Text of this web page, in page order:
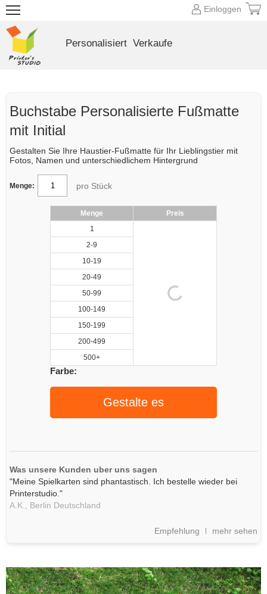
Buchstabe Personalisierte Fußmatte
mit Initial
Gestalten Sie Ihre Haustier-Fußmatte für Ihr Lieblingstier mit
Fotos, Namen und unterschiedlichem Hintergrund
Menge: pro Stück
Menge
Preis
1
2-9
10-19
20-49
50-99
100-149
150-199
200-499
500+
Farbe:
Gestalte es
Was unsere Kunden uber uns sagen
"Meine Spielkarten sind phantastisch. Ich bestelle wieder bei
Printerstudio."
A.K.,
Berlin Deutschland
Empfehlung mehr sehen
Einloggen
Personalisiert Verkaufe